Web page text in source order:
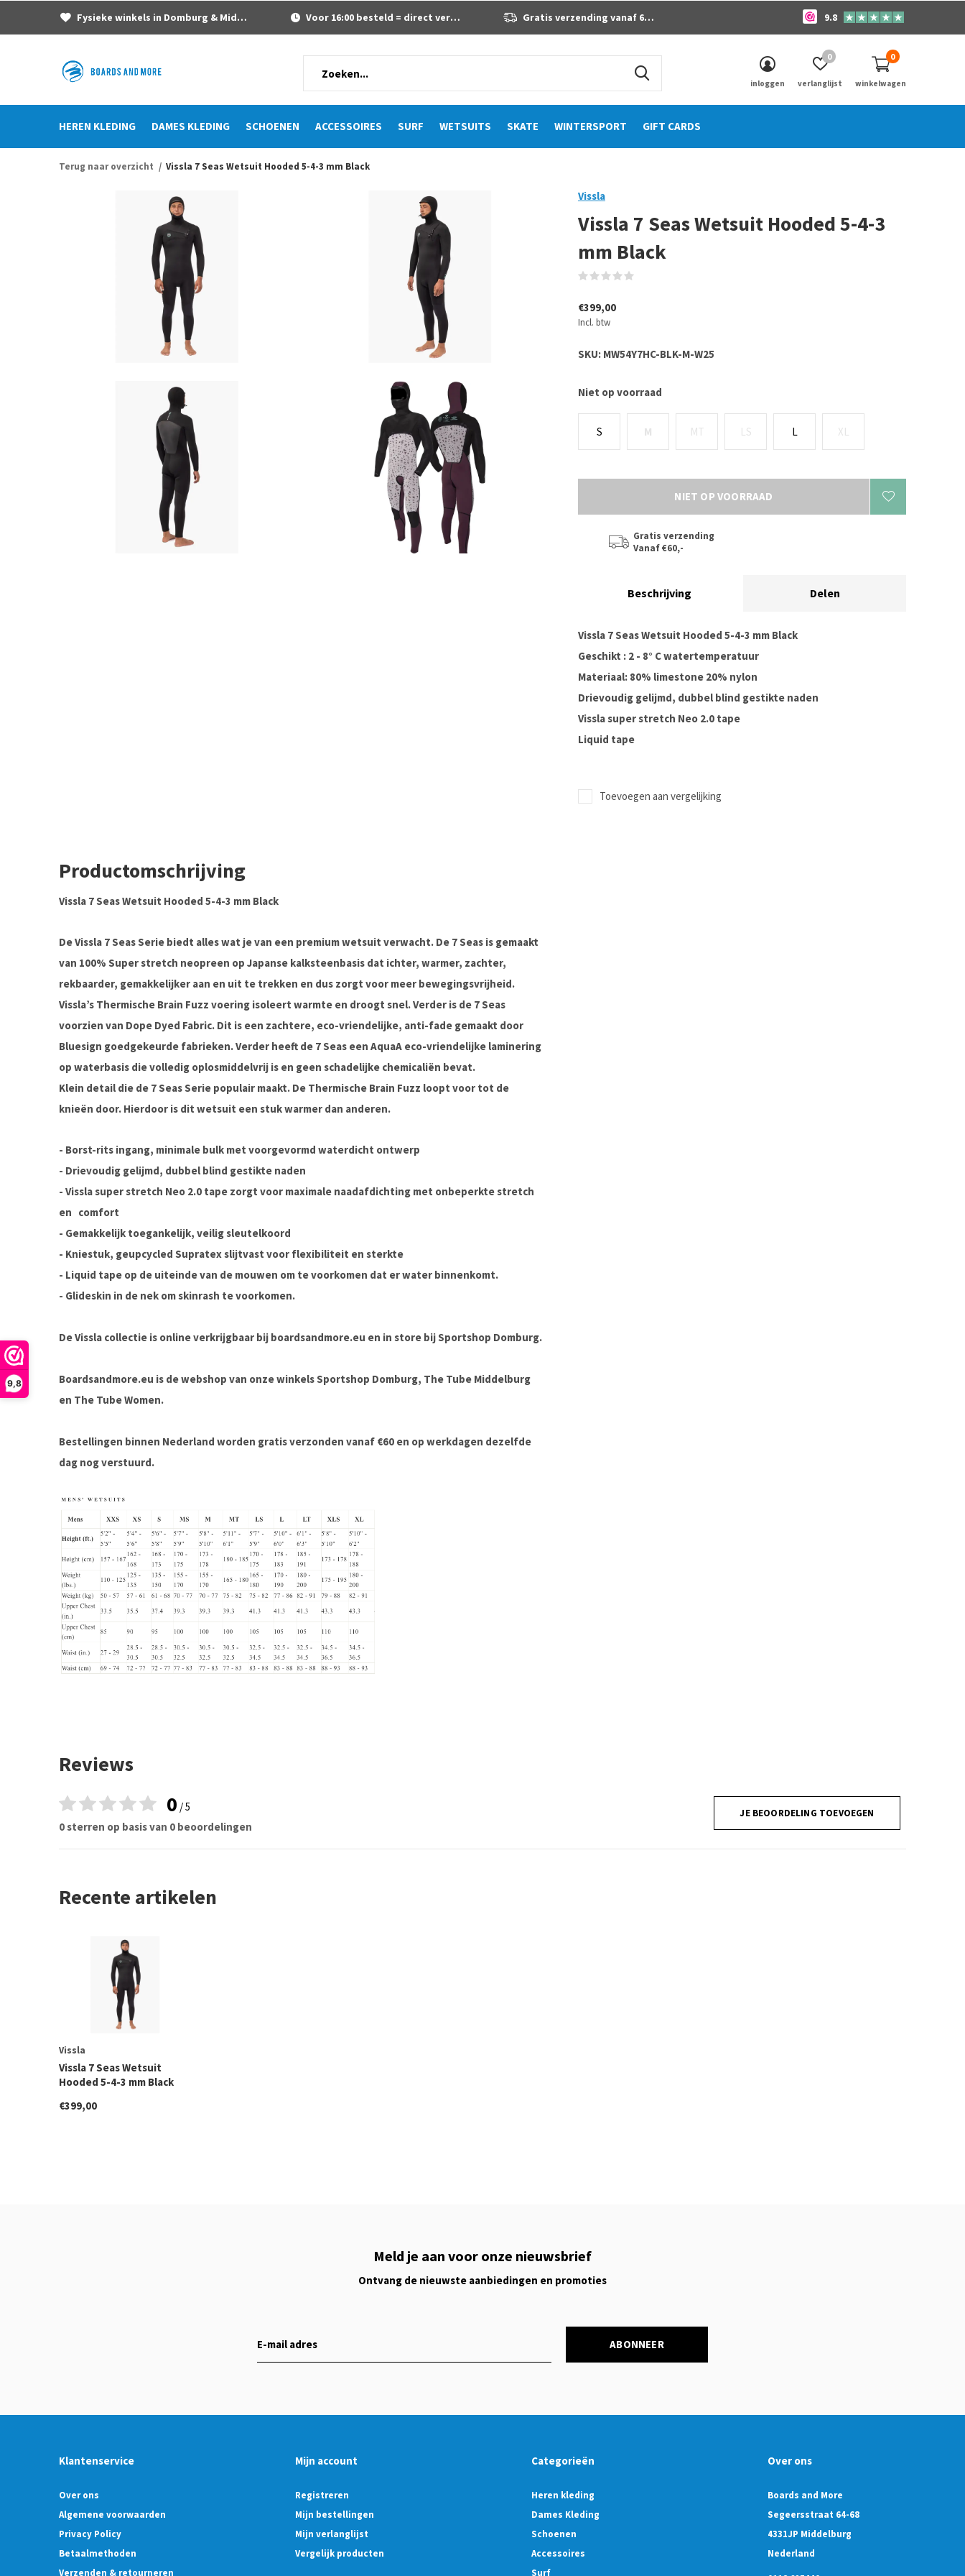
9,8
HEREN KLEDING DAMES KLEDING SCHOENEN ACCESSOIRES SURF WETSUITS SKATE WINTERSPORT GIFT CARDS
inloggen verlanglijst
0
winkelwagen
0
Fysieke winkels in Domburg & Middelburg Voor 16:00 besteld = direct verzonden Gratis verzending vanaf 60 euro 9.8
Terug naar overzicht Vissla 7 Seas Wetsuit Hooded 5-4-3 mm Black
Vissla
Vissla 7 Seas Wetsuit Hooded 5-4-3
mm Black
€399,00
Incl. btw
SKU: MW54Y7HC-BLK-M-W25
Niet op voorraad
S M MT LS L XL
NIET OP VOORRAAD
Gratis verzending
Vanaf €60,-
Beschrijving Delen
Vissla 7 Seas Wetsuit Hooded 5-4-3 mm Black
Geschikt : 2 - 8° C watertemperatuur
Materiaal: 80% limestone 20% nylon
Drievoudig gelijmd, dubbel blind gestikte naden
Vissla super stretch Neo 2.0 tape
Liquid tape
Toevoegen aan vergelijking
Productomschrijving
Vissla 7 Seas Wetsuit Hooded 5-4-3 mm Black
De Vissla 7 Seas Serie biedt alles wat je van een premium wetsuit verwacht. De 7 Seas is gemaakt
van 100% Super stretch neopreen op Japanse kalksteenbasis dat ichter, warmer, zachter,
rekbaarder, gemakkelijker aan en uit te trekken en dus zorgt voor meer bewegingsvrijheid.
Vissla’s Thermische Brain Fuzz voering isoleert warmte en droogt snel. Verder is de 7 Seas
voorzien van Dope Dyed Fabric. Dit is een zachtere, eco-vriendelijke, anti-fade gemaakt door
Bluesign goedgekeurde fabrieken. Verder heeft de 7 Seas een AquaA eco-vriendelijke laminering
op waterbasis die volledig oplosmiddelvrij is en geen schadelijke chemicaliën bevat.
Klein detail die de 7 Seas Serie populair maakt. De Thermische Brain Fuzz loopt voor tot de
knieën door. Hierdoor is dit wetsuit een stuk warmer dan anderen.
- Borst-rits ingang, minimale bulk met voorgevormd waterdicht ontwerp
- Drievoudig gelijmd, dubbel blind gestikte naden
- Vissla super stretch Neo 2.0 tape zorgt voor maximale naadafdichting met onbeperkte stretch
en comfort
- Gemakkelijk toegankelijk, veilig sleutelkoord
- Kniestuk, geupcycled Supratex slijtvast voor flexibiliteit en sterkte
- Liquid tape op de uiteinde van de mouwen om te voorkomen dat er water binnenkomt.
- Glideskin in de nek om skinrash te voorkomen.
De Vissla collectie is online verkrijgbaar bij boardsandmore.eu en in store bij Sportshop Domburg.
Boardsandmore.eu is de webshop van onze winkels Sportshop Domburg, The Tube Middelburg
en The Tube Women.
Bestellingen binnen Nederland worden gratis verzonden vanaf €60 en op werkdagen dezelfde
dag nog verstuurd.
Reviews
0 / 5
0 sterren op basis van 0 beoordelingen
JE BEOORDELING TOEVOEGEN
Recente artikelen
Vissla
Vissla 7 Seas Wetsuit
Hooded 5-4-3 mm Black
€399,00
Meld je aan voor onze nieuwsbrief
Ontvang de nieuwste aanbiedingen en promoties
ABONNEER
Klantenservice
Over ons
Algemene voorwaarden
Privacy Policy
Betaalmethoden
Verzenden & retourneren
Mijn account
Registreren
Mijn bestellingen
Mijn verlanglijst
Vergelijk producten
Categorieën
Heren kleding
Dames Kleding
Schoenen
Accessoires
Surf
Over ons
Boards and More
Segeersstraat 64-68
4331JP Middelburg
Nederland